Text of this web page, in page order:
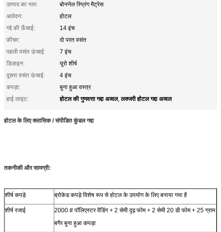
उत्पाद का नाम:
बोननेल स्प्रिंग मैट्रेस
आवेदन:
होटल
गद्दे की ऊँचाई:
14 इंच
फ़ीचर:
दो परत वसंत
पहली वसंत ऊंचाई:
7 इंच
डिज़ाइन:
यूरो शीर्ष
दूसरा वसंत ऊंचाई:
4 इंच
कपड़ा:
बुना हुआ वस्त्र
हाई लाइट:
होटल की गुणवत्ता गद्दा अव्वल,लक्जरी होटल गद्दा अव्वल
होटल के लिए क्लासिक / संपीडित कुंडल गद्दा
तकनीकी और सामग्री:
शीर्ष कपड़े ब्रोकेड कपड़े विशेष रूप से होटल के उपयोग के लिए बनाया गया है
शीर्ष रजाई
2000 # पॉलिएस्टर वैडिंग + 2 सेमी दृढ़ फोम + 2 सेमी 20 डी फोम + 25 ग्राम
बगैर बुना हुआ कपड़ा